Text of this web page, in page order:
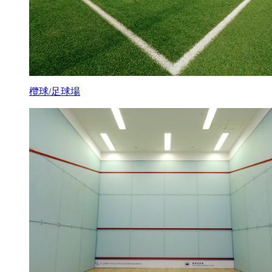
欖球/足球場